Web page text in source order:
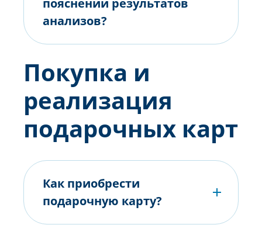
пояснении результатов
анализов?
Покупка и
реализация
подарочных карт
Как приобрести
подарочную карту?